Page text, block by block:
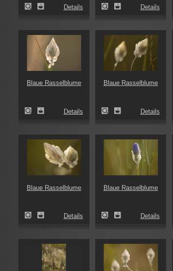
Details Details
Blaue Rasselblume
Details
Blaue Rasselblume
Details
Blaue Rasselblume
Details
Blaue Rasselblume
Details